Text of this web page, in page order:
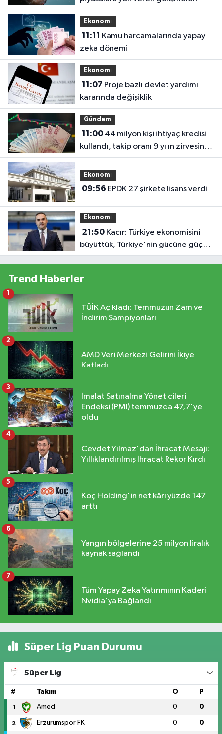
Ekonomi
11:11
zeka dönemi
Ekonomi
11:07
kararında değişiklik
Gündem
11:0044 milyon kişi ihtiyaç kredisi
kullandı, takip oranı 9 yılın zirvesine
çıktı!
Ekonomi
09:56 EPDK 27 şirkete lisans verdi
Ekonomi
21:50Kacır: Türkiye ekonomisini
büyüttük, Türkiye'nin gücüne güç
kattık
Trend Haberler
TÜİK Açıkladı: Temmuzun Zam ve
İndirim Şampiyonları
1
AMD Veri Merkezi Gelirini İkiye
Katladı
2
İmalat Satınalma Yöneticileri
Endeksi (PMI) temmuzda 47,7'ye
oldu
3
Cevdet Yılmaz'dan İhracat Mesajı:
Yıllıklandırılmış İhracat Rekor Kırdı
4
Koç Holding'in net kârı yüzde 147
arttı
5
Yangın bölgelerine 25 milyon liralık
kaynak sağlandı
6
Tüm Yapay Zeka Yatırımının Kaderi
Nvidia'ya Bağlandı
7
Süper Lig Puan Durumu
Süper Lig
# Takım O P
1 Amed 0 0
2 Erzurumspor FK 0 0